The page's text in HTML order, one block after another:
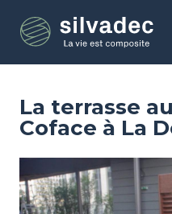
contenu
La terrasse
Coface à La